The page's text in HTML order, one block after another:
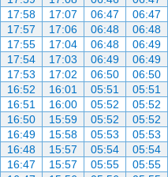
06:47
06:47
17:07
17:58
06:48
06:48
17:06
17:57
06:49
06:48
17:04
17:55
06:49
06:49
17:03
17:54
06:50
06:50
17:02
17:53
05:51
05:51
16:01
16:52
05:52
05:52
16:00
16:51
05:52
05:52
15:59
16:50
05:53
05:53
15:58
16:49
05:54
05:54
15:57
16:48
05:55
05:55
15:57
16:47